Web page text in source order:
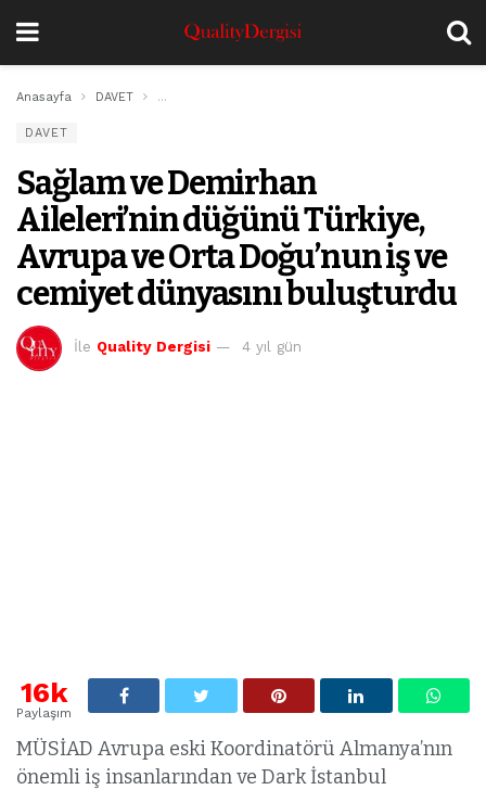
Anasayfa DAVET Sağlam ve Demirhan Aileleri’nin düğünü Türkiye,
DAVET
Sağlam ve Demirhan
Aileleri’nin düğünü Türkiye,
Avrupa ve Orta Doğu’nun iş ve
cemiyet dünyasını buluşturdu
İle Quality Dergisi 4 yıl gün
16k
Paylaşım
MÜSİAD Avrupa eski Koordinatörü Almanya’nın
önemli iş insanlarından ve Dark İstanbul